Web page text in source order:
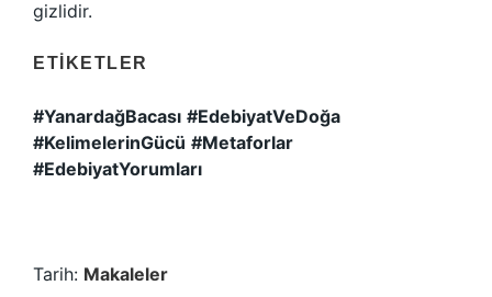
gizlidir.
ETIKETLER
#YanardağBacası #EdebiyatVeDoğa
#KelimelerinGücü #Metaforlar
#EdebiyatYorumları
Tarih: Makaleler